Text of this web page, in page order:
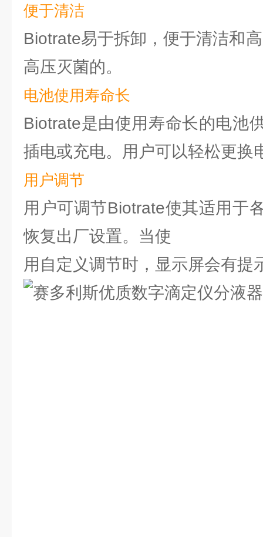
便于清洁
Biotrate易于拆卸，便于清洁和
高压灭菌的。
电池使用寿命长
Biotrate是由使用寿命长的电池
插电或充电。用户可以轻松更换
用户调节
用户可调节Biotrate使其适用于
恢复出厂设置。当使
用自定义调节时，显示屏会有提